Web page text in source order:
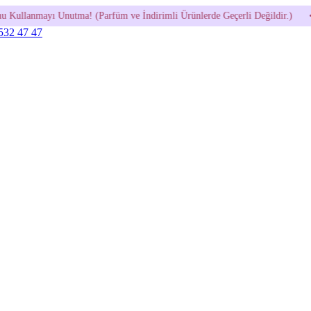
(Parfüm ve İndirimli Ürünlerde Geçerli Değildir.) • 600 TL ve Üzeri
47 47